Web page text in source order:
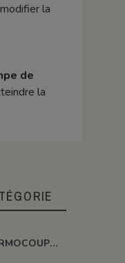
la
de
la
CABLE THERMOCOUPLE 1200°TYPE K LE ML